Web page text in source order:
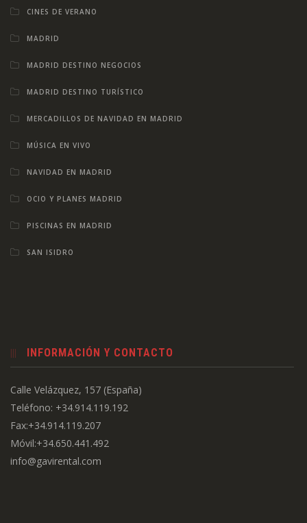
CINES DE VERANO
MADRID
MADRID DESTINO NEGOCIOS
MADRID DESTINO TURÍSTICO
MERCADILLOS DE NAVIDAD EN MADRID
MÚSICA EN VIVO
NAVIDAD EN MADRID
OCIO Y PLANES MADRID
PISCINAS EN MADRID
SAN ISIDRO
INFORMACIÓN Y CONTACTO
Calle Velázquez, 157 (España)
Teléfono: +34.914.119.192
Fax:+34.914.119.207
Móvil:+34.650.441.492
info@gavirental.com